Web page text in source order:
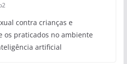
contra crianças e
os praticados no ambiente
artificial